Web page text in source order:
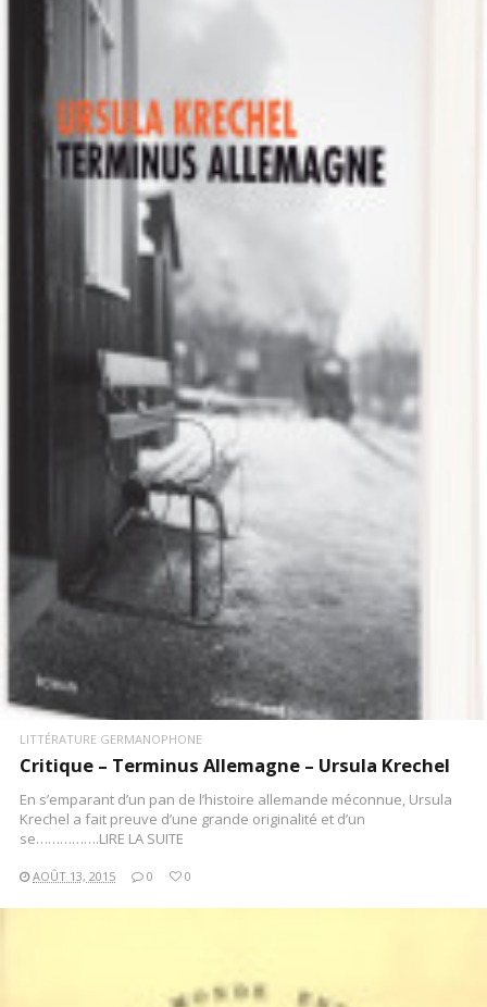
LIRE LA SUITE
LITTÉRATURE GERMANOPHONE
Critique – Terminus Allemagne – Ursula Krechel
En s’emparant d’un pan de l’histoire allemande méconnue, Ursula
Krechel a fait preuve d’une grande originalité et d’un
se…………….LIRE LA SUITE
AOÛT 13, 2015 0 0